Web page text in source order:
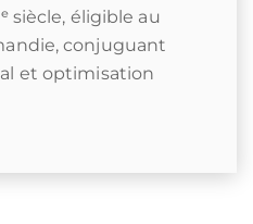
siècle, éligible au
conjuguant
et optimisation